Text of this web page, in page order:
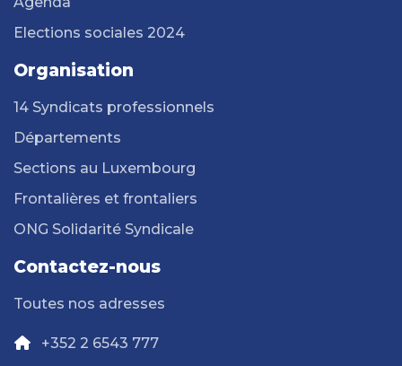
Elections sociales 2024
Organisation
14 Syndicats professionnels
Départements
Sections au Luxembourg
Frontalières et frontaliers
ONG Solidarité Syndicale
Contactez-nous
Toutes nos adresses
+352 2 6543 777